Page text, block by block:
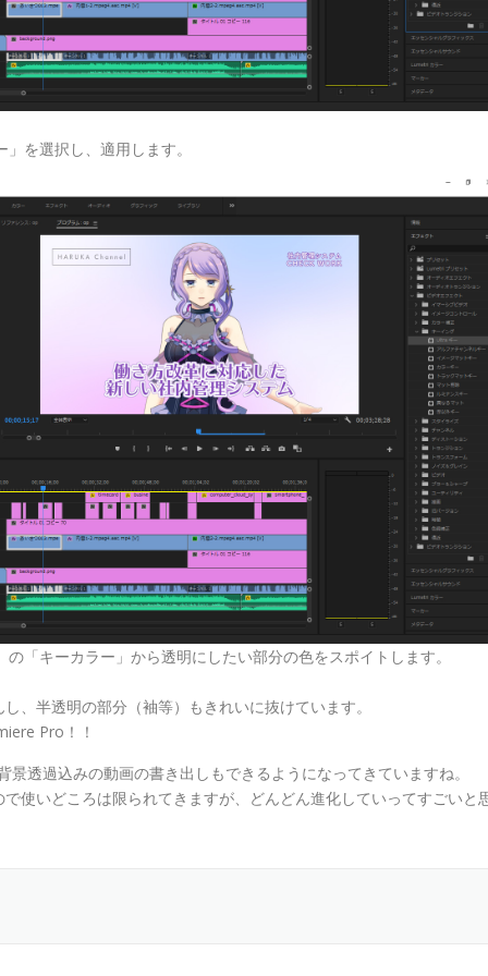
を選択し、適用します。
「キーカラー」から透明にしたい部分の色をスポイトします。
、半透明の部分（袖等）もきれいに抜けています。
Pro！！
透過込みの動画の書き出しもできるようになってきていますね。
使いどころは限られてきますが、どんどん進化していってすごいと